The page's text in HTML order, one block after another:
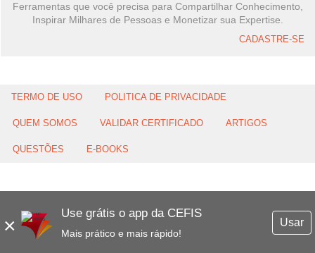
×
Use grátis o app da CEFIS
Mais prático e mais rápido!
Usar
Ferramentas que você precisa para Compartilhar Conhecimento,
Inspirar Milhares de Pessoas e Monetizar sua Expertise.
CADASTRE-SE
TERMO DE USO POLITICA DE PRIVACIDADE
QUEM SOMOS VALIDAR CERTIFICADO ARTIGOS
QUESTÕES E-BOOKS